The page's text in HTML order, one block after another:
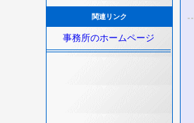
関連リンク
事務所のホームページ